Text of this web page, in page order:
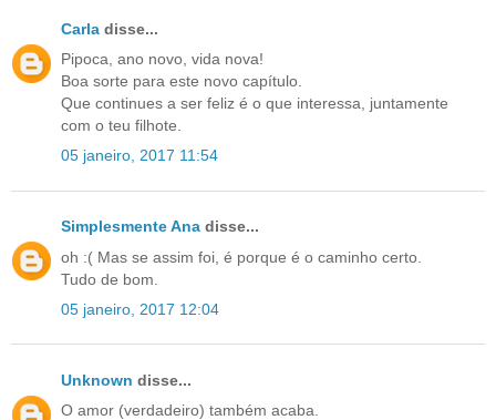
Carla disse...
Pipoca, ano novo, vida nova!
Boa sorte para este novo capítulo.
Que continues a ser feliz é o que interessa, juntamente
com o teu filhote.
05 janeiro, 2017 11:54
Simplesmente Ana disse...
oh :( Mas se assim foi, é porque é o caminho certo.
Tudo de bom.
05 janeiro, 2017 12:04
Unknown disse...
O amor (verdadeiro) também acaba.